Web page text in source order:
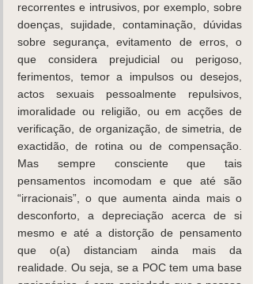
recorrentes e intrusivos, por exemplo, sobre
doenças, sujidade, contaminação, dúvidas
sobre segurança, evitamento de erros, o
que considera prejudicial ou perigoso,
ferimentos, temor a impulsos ou desejos,
actos sexuais pessoalmente repulsivos,
imoralidade ou religião, ou em acções de
verificação, de organização, de simetria, de
exactidão, de rotina ou de compensação.
Mas sempre consciente que tais
pensamentos incomodam e que até são
“irracionais”, o que aumenta ainda mais o
desconforto, a depreciação acerca de si
mesmo e até a distorção de pensamento
que o(a) distanciam ainda mais da
realidade. Ou seja, se a POC tem uma base